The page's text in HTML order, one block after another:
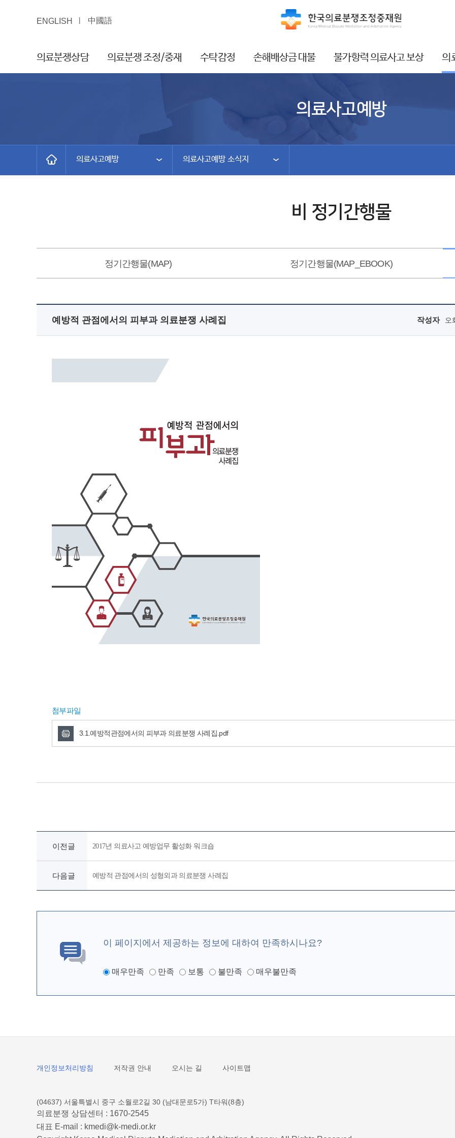
ENGLISH 中國語
의료분쟁상담 의료분쟁 조정/중재 수탁감정 손해배상금 대불 불가항력 의료사고 보상 의
의료사고예방
의료사고예방 의료사고예방 소식지
비 정기간행물
정기간행물(MAP) 정기간행물(MAP_EBOOK)
예방적 관점에서의 피부과 의료분쟁 사례집 작성자 오
첨부파일
3.1.예방적관점에서의 피부과 의료분쟁 사례집.pdf
이전글 2017년 의료사고 예방업무 활성화 워크숍
다음글 예방적 관점에서의 성형외과 의료분쟁 사례집
이 페이지에서 제공하는 정보에 대하여 만족하시나요?
매우만족 만족 보통 불만족 매우불만족
개인정보처리방침 저작권 안내 오시는 길 사이트맵
(04637) 서울특별시 중구 소월로2길 30 (남대문로5가) T타워(8층)
의료분쟁 상담센터 : 1670-2545
대표 E-mail : kmedi@k-medi.or.kr